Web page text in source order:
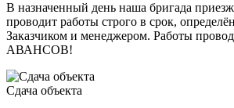
В назначенный день наша бригада
проводит работы строго в срок,
Заказчиком и менеджером. Работы
АВАНСОВ!
Сдача объекта